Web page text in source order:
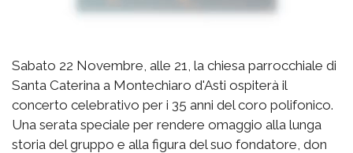
Sabato 22 Novembre, alle 21, la chiesa parrocchiale di
Santa Caterina a Montechiaro d'Asti ospiterà il
concerto celebrativo per i 35 anni del coro polifonico.
Una serata speciale per rendere omaggio alla lunga
storia del gruppo e alla figura del suo fondatore, don